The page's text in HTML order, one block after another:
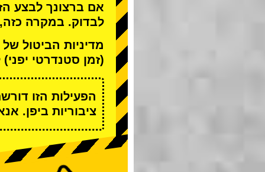
אם ברצונך לבצע
לבדוק. במקרה
מדיניות הביטול של TOKYO GO-KART מאפשרת לבטל רק
(זמן סטנדרטי
הפעילות הזו
ציבוריות ביפן.